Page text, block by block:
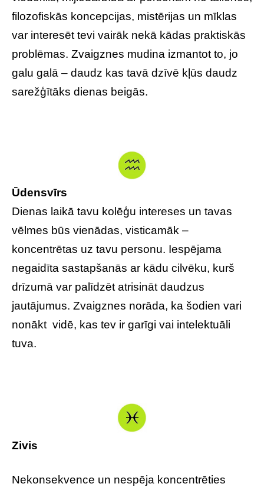
filozofiskās koncepcijas, mistērijas un mīklas
var interesēt tevi vairāk nekā kādas praktiskās
problēmas. Zvaigznes mudina izmantot to, jo
galu galā – daudz kas tavā dzīvē kļūs daudz
sarežģītāks dienas beigās.
Ūdensvīrs
Dienas laikā tavu kolēģu intereses un tavas
vēlmes būs vienādas, visticamāk –
koncentrētas uz tavu personu. Iespējama
negaidīta sastapšanās ar kādu cilvēku, kurš
drīzumā var palīdzēt atrisināt daudzus
jautājumus. Zvaigznes norāda, ka šodien vari
nonākt vidē, kas tev ir garīgi vai intelektuāli
tuva.
Zivis
Nekonsekvence un nespēja koncentrēties